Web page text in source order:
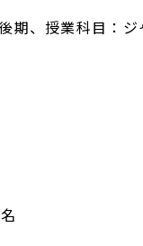
、授業科目：ジ